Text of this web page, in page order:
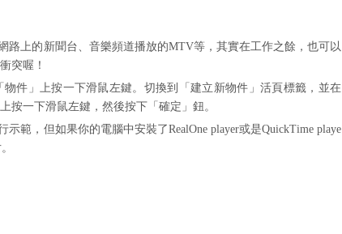
路上的新聞台、音樂頻道播放的MTV等，其實在工作之餘，也可以
突喔！
物件 」 上按一下滑鼠左鍵。切換到「建立新物件 」活頁標籤，並在
上按一下滑鼠左鍵，然後按下「確定 」 鈕。
示範，但如果你的電腦中安裝了RealOne player或是QuickTime playe